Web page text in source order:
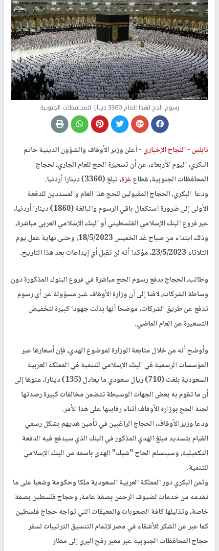
رسوم الحج لهذا العام 3360 دينارا للمحافظات الجنوبية
نابلس -النجاح الإخباري -أعلن وزير الأوقاف والشؤون الدينية حاتم
البكري، اليوم الأربعاء، عن أن تسعيرة الحج للعام الجاري، لحجاج
المحافظات الجنوبية، قطاعغزة، تبلغ (3360) دينارا أردنيا.
ودعا البكري، الحجاج المقبولين للحج هذا العام والمسددين للدفعة
الأولى إلى ضرورة استكمال باقي الرسوم والبالغة (1860) دينارا أردنيا،
عبر فروع البنك الإسلامي الفلسطيني أو البنك الإسلامي العربي مباشرة،
وذلك ابتداء من صباح غد الخميس 18/5/2023، وحتى نهاية عمل يوم
الثلاثاء 23/5/2023، مؤكدا أنه لن تقبل أي إيداعات بعد هذا التاريخ.
وطالب، الحجاج بدفع رسوم الحج مباشرة في فروع البنوك المذكورة دون
وساطة الشركات، لافتا إلى أن وزارة الأوقاف غير مسؤولة عن أي رسوم
تدفع عن طريق الشركات، موضحا أنها بذلت جهودا كبيرة لتخفيض
التسعيرة عن العام الماضي.
وأوضح أنه من خلال متابعة الوزارة لموضوع الهدي، فإن أسعارها عبر
المؤسسات الرسمية في البنك الإسلامي للتنمية في المملكة العربية
السعودية بلغت (710) ريال سعودي ما يعادل (135) دينارا، منوها إلى
أن ما تقوم به بعض الجهات الوسيطة تتضمن مخالفات كبيرة رصدتها
لجنة الحج بوزارة الأوقاف أثناء رقابتها على هذا الأمر.
ودعا وزير الأوقاف، الحجاج الراغبين في تأمين هديهم بشكل رسمي
القيام بتسديد مبلغ الهدي المذكور في البنك الذي سيدفع فيه الدفعة
التكميلية، وسيتسلم الحاج "شيك" الهدي باسمه من البنك الإسلامي
للتنمية.
وثمن البكري دور المملكة العربية السعودية ملكا وحكومة وشعبا على ما
تقدمه من خدمات لضيوف الرحمن بصفة عامة، وحجاج فلسطين بصفة
خاصة، وتذليلها كافة الصعوبات والمعيقات التي تواجه حجاج فلسطين
كما عبر عن الشكر للأشقاء في مصر لإتمام التنسيق الترتيبات لسفر
حجاج المحافظات الجنوبية عبر معبر رفح البري إلى مطار